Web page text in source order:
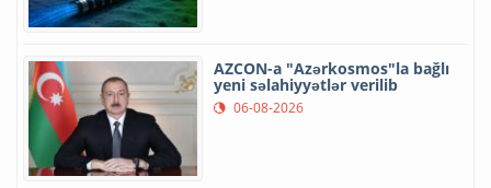
AZCON-a "Azərkosmos"la bağlı
yeni səlahiyyətlər verilib
06-08-2026